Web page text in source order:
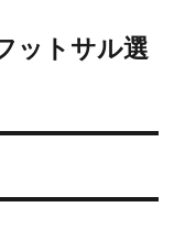
ットサル選